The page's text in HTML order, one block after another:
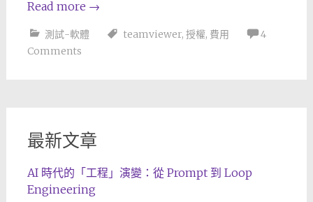
Read more →
測試-軟體 teamviewer, 授權, 費用
4
Comments
最新文章
AI 時代的「工程」演變：從 Prompt 到 Loop
Engineering